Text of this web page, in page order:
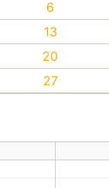
6
13
20
27